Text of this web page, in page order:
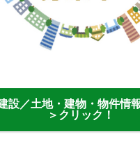
設／土地・建物・物件情
＞クリック！